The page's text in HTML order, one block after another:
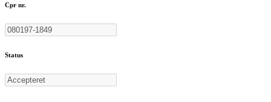
Cpr nr.
Status